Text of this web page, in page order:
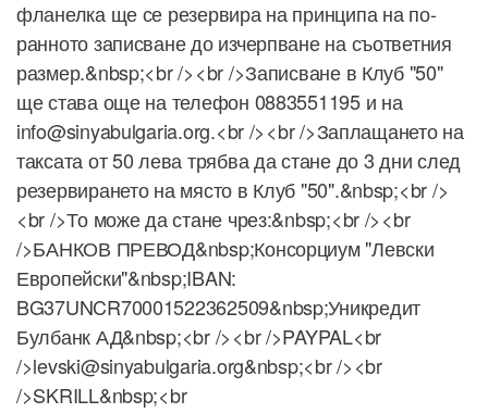
фланелка ще се резервира на принципа на по-
ранното записване до изчерпване на съответния
размер.&nbsp;<br /><br />Записване в Клуб "50"
ще става още на телефон 0883551195 и на
info@sinyabulgaria.org.<br /><br />Заплащането на
таксата от 50 лева трябва да стане до 3 дни след
резервирането на място в Клуб "50".&nbsp;<br />
<br />То може да стане чрез:&nbsp;<br /><br
/>БАНКОВ ПРЕВОД&nbsp;Консорциум "Левски
Европейски"&nbsp;IBAN:
BG37UNCR70001522362509&nbsp;Уникредит
Булбанк АД&nbsp;<br /><br />PAYPAL<br
/>levski@sinyabulgaria.org&nbsp;<br /><br
/>SKRILL&nbsp;<br